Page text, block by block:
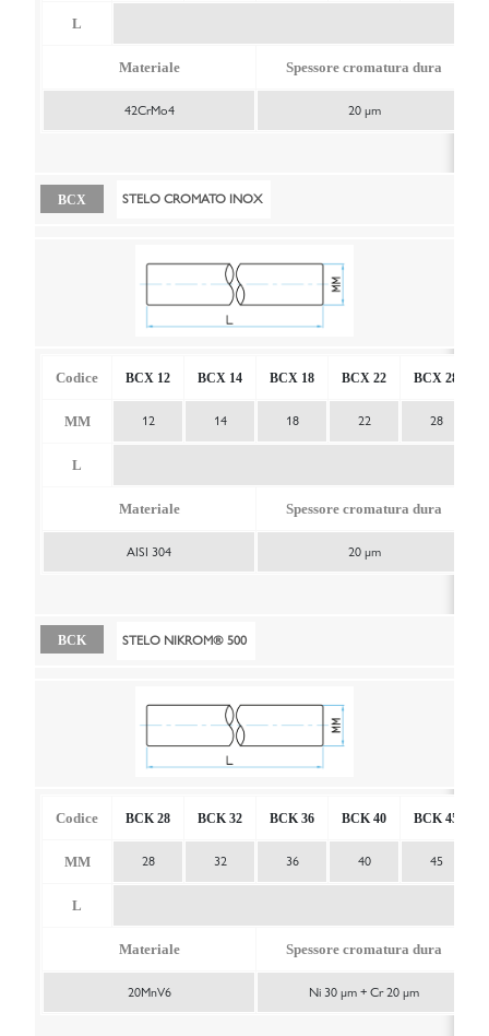
L
Materiale Spessore cromatura dura
42CrMo4 20 μm
BCX STELO CROMATO INOX
Codice BCX 12 BCX 14 BCX 18 BCX 22 BCX 28
MM 12 14 18 22 28
L
Materiale Spessore cromatura dura
AISI 304 20 μm
BCK STELO NIKROM® 500
Codice BCK 28 BCK 32 BCK 36 BCK 40 BCK 45
MM 28 32 36 40 45
L
Materiale Spessore cromatura dura
20MnV6 Ni 30 μm + Cr 20 μm